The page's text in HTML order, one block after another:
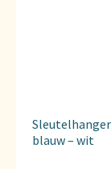
blauw – wit